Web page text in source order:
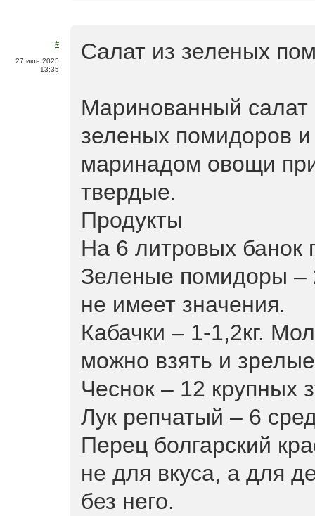
#
27 июн 2025,
13:35
Салат из зеленых
Маринованный салат
зеленых помидоров
маринадом овощи
твердые.
Продукты
На 6 литровых банок
Зеленые помидоры –
не имеет значения.
Кабачки – 1-1,2кг.
можно взять и
Чеснок – 12 крупных
Лук репчатый – 6
Перец болгарский
не для вкуса, а для
без него.